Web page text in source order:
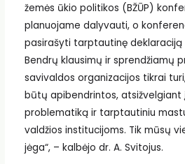
žemės ūkio politikos (BŽŪP)
planuojame dalyvauti, o
pasirašyti tarptautinę deklaraciją
Bendrų klausimų ir sprendžiamų
savivaldos organizacijos tikrai
būtų apibendrintos, atsižvelgiant
problematiką ir tarptautiniu
valdžios institucijoms. Tik mūsų
jėga“, – kalbėjo dr. A. Svitojus.